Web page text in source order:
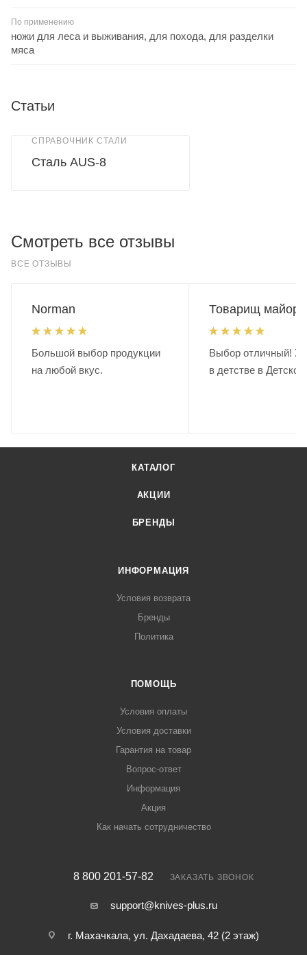
По применению
ножи для леса и выживания, для похода, для разделки
мяса
Статьи
СПРАВОЧНИК СТАЛИ
Сталь AUS-8
Смотреть все отзывы
ВСЕ ОТЗЫВЫ
Norman
Большой выбор продукции
на любой вкус.
Товарищ майор.
Выбор отличный!
в детстве в
КАТАЛОГ
АКЦИИ
БРЕНДЫ
ИНФОРМАЦИЯ
Условия возврата
Бренды
Политика
ПОМОЩЬ
Условия оплаты
Условия доставки
Гарантия на товар
Вопрос-ответ
Информация
Акция
Как начать сотрудничество
8 800 201-57-82 ЗАКАЗАТЬ ЗВОНОК
support@knives-plus.ru
г. Махачкала, ул. Дахадаева, 42 (2 этаж)